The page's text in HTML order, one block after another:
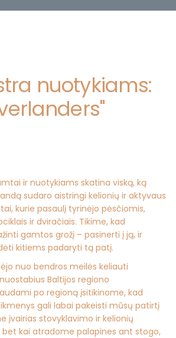
nuotykiams:
ir nuotykiams skatina viską, ką
sudaro aistringi kelionių ir aktyvaus
kurie pasaulį tyrinėjo pėsčiomis,
ir dviračiais. Tikime, kad
gamtos grožį – pasinerti į ją, ir
kitiems padaryti tą patį.
nuo bendros meilės keliauti
Baltijos regiono
po regioną įsitikinome, kad
gali labai pakeisti mūsų patirtį
įvairias stovyklavimo ir kelionių
kai atradome palapines ant stogo,